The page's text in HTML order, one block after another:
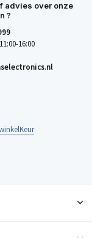
advies over onze
?
16:00